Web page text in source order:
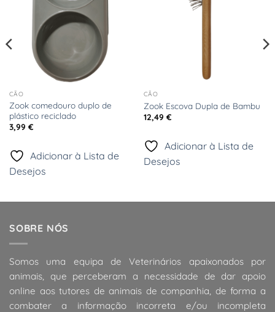
CÃO
Zook comedouro duplo de
plástico reciclado
3,99 €
Adicionar à Lista de
Desejos
CÃO
Zook Escova Dupla de Bambu
12,49 €
Adicionar à Lista de
Desejos
SOBRE NÓS
Somos uma equipa de Veterinários apaixonados por
animais, que perceberam a necessidade de dar apoio
online aos tutores de animais de companhia, de forma a
combater a informação incorreta e/ou incompleta